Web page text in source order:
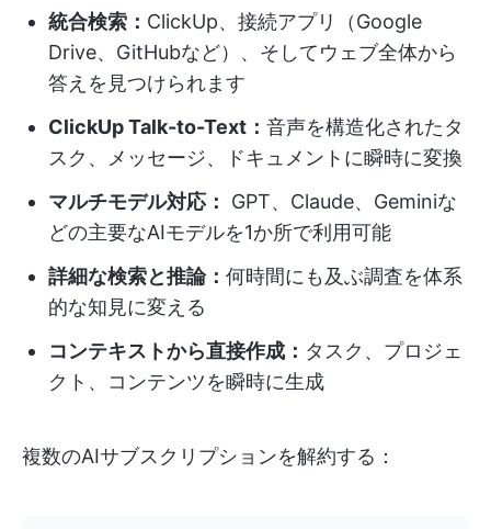
統合検索： ClickUp、接続アプリ（Google
Drive、GitHubなど）、そしてウェブ全体から
答えを見つけられます
ClickUp Talk-to-Text： 音声を構造化されたタ
スク、メッセージ、ドキュメントに瞬時に変換
マルチモデル対応：
GPT、Claude、Geminiな
どの主要なAIモデルを1か所で利用可能
詳細な検索と推論： 何時間にも及ぶ調査を体系
的な知見に変える
コンテキストから直接作成： タスク、プロジェ
クト、コンテンツを瞬時に生成
複数のAIサブスクリプションを解約する：